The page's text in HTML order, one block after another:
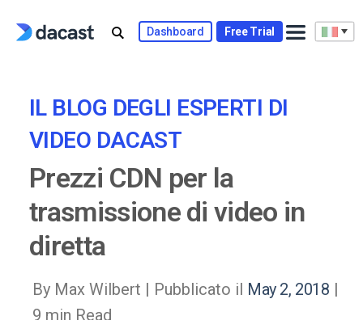
Dashboard Free Trial
IL BLOG DEGLI ESPERTI DI
VIDEO DACAST
Prezzi CDN per la
trasmissione di video in
diretta
By Max Wilbert | Pubblicato il May 2, 2018 |
9 min Read